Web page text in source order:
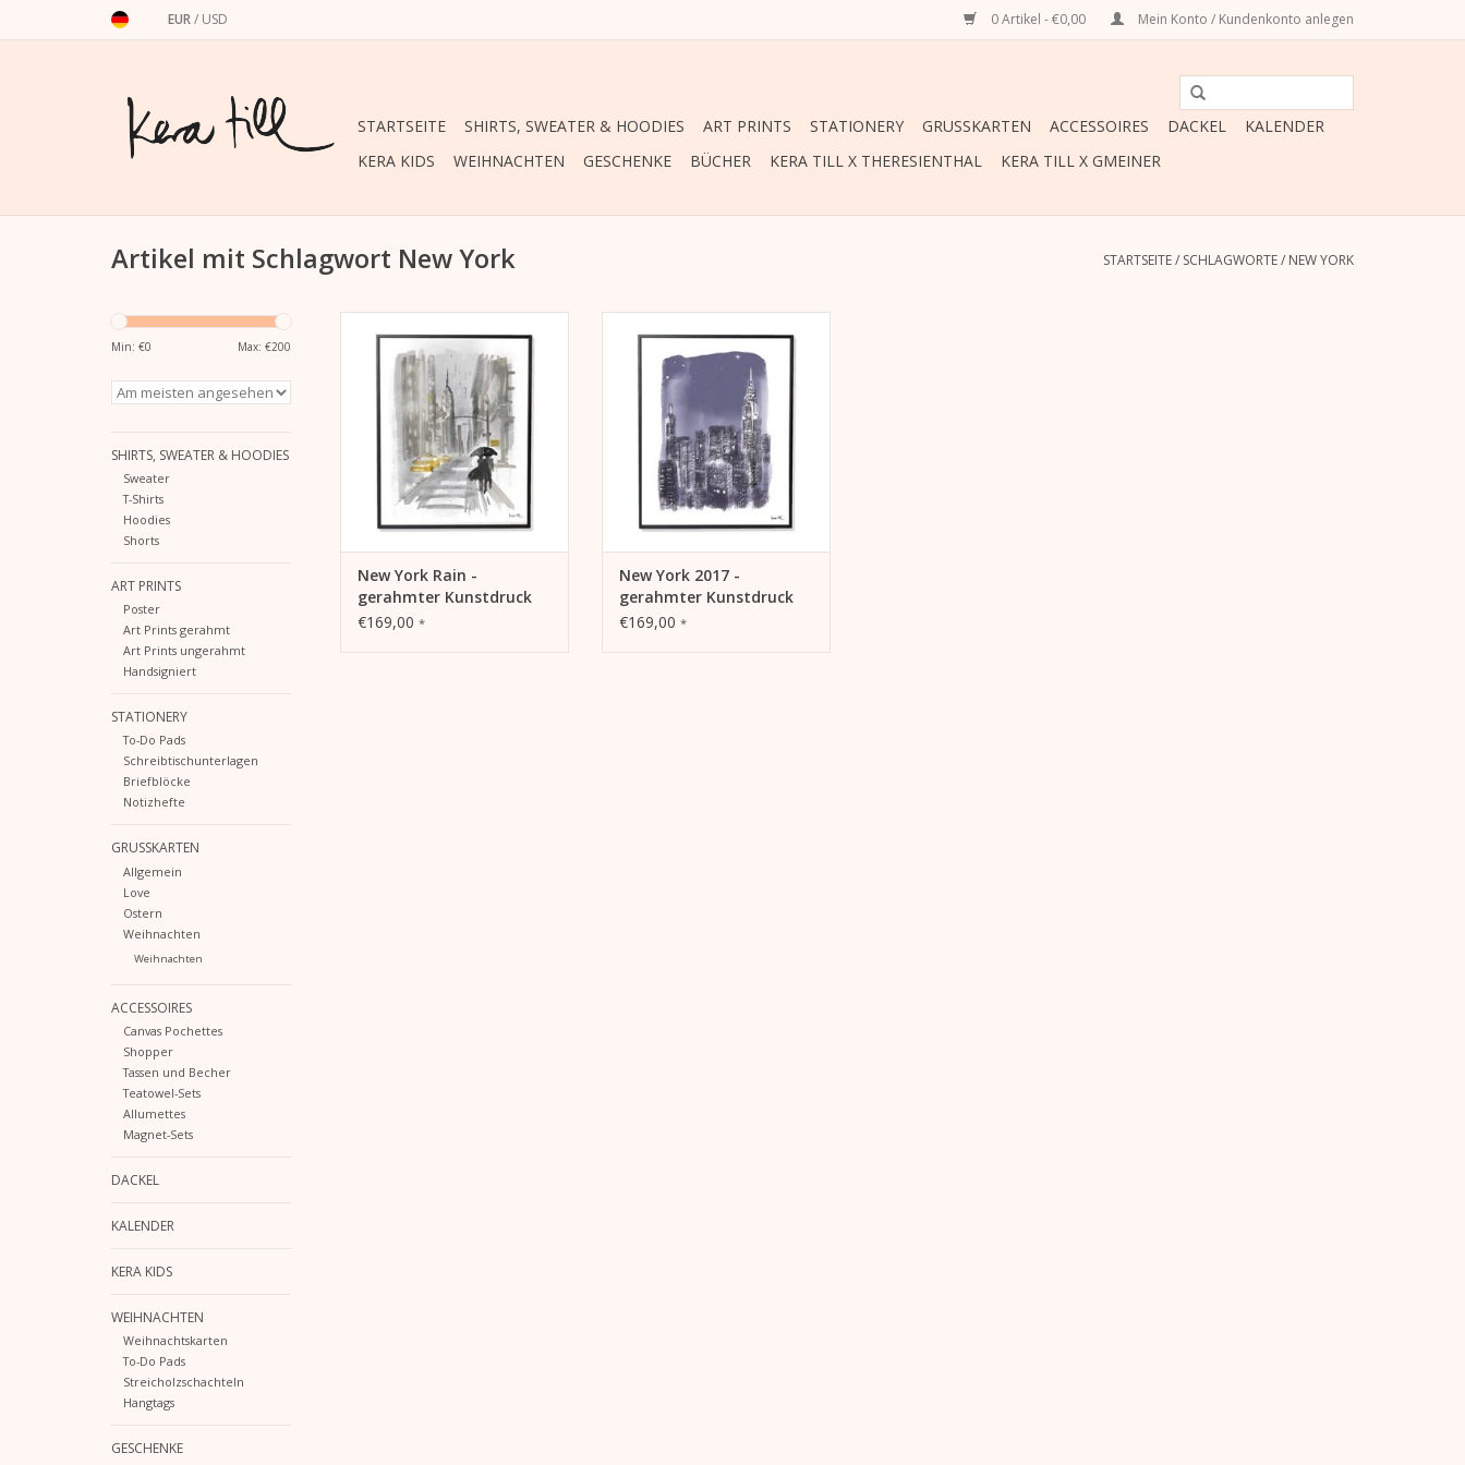
EUR/ USD 0 Artikel - €0,00 Mein Konto / Kundenkonto anlegen
STARTSEITE SHIRTS, SWEATER & HOODIES ART PRINTS STATIONERY GRUSSKARTEN ACCESSOIRES DACKEL
KALENDER
KERA KIDS
WEIHNACHTEN GESCHENKE BÜCHER KERA TILL X THERESIENTHAL KERA TILL X GMEINER
Artikel mit Schlagwort New York STARTSEITE/ SCHLAGWORTE/ NEW YORK
Min: €0 Max: €200
SHIRTS, SWEATER & HOODIES
Sweater
T-Shirts
Hoodies
Shorts
ART PRINTS
Poster
Art Prints gerahmt
Art Prints ungerahmt
Handsigniert
STATIONERY
To-Do Pads
Schreibtischunterlagen
Briefblöcke
Notizhefte
GRUSSKARTEN
Allgemein
Love
Ostern
Weihnachten
Weihnachten
ACCESSOIRES
Canvas Pochettes
Shopper
Tassen und Becher
Teatowel-Sets
Allumettes
Magnet-Sets
DACKEL
KALENDER
KERA KIDS
WEIHNACHTEN
Weihnachtskarten
To-Do Pads
Streicholzschachteln
Hangtags
GESCHENKE
York Rain“ mit Pigmenttinten auf
warmweißen, matt gestrichenem
Lithopapier (230gramm) im
schwarzen Rahmen*.
ZUM WARENKORB HINZUFÜGEN
New York Rain -
gerahmter Kunstdruck
€169,00 *
York Rain“ mit Pigmenttinten auf
warmweißen, matt gestrichenem
Lithopapier (230gramm) im
schwarzen Rahmen*.
ZUM WARENKORB HINZUFÜGEN
New York 2017 -
gerahmter Kunstdruck
€169,00 *